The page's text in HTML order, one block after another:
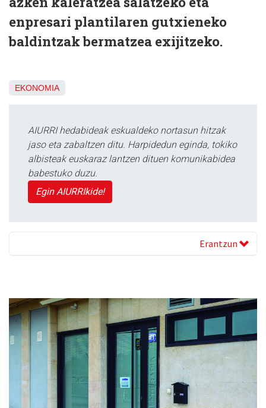
enpresari plantilaren gutxieneko
baldintzak bermatzea exijitzeko.
EKONOMIA
AIURRI hedabideak eskualdeko nortasun hitzak
jaso eta zabaltzen ditu. Harpidedun eginda, tokiko
albisteak euskaraz lantzen dituen komunikabidea
babestuko duzu.
Egin AIURRIkide!
Erantzun